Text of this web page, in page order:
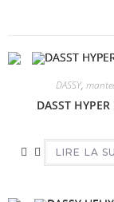
DASSY,
DASST
LIRE LA